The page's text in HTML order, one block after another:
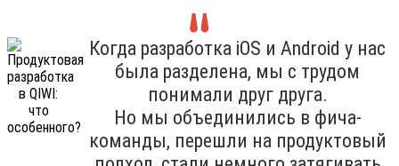
Когда разработка iOS и Android у нас
была разделена, мы с трудом
понимали друг друга.
Но мы объединились в фича-
команды, перешли на продуктовый